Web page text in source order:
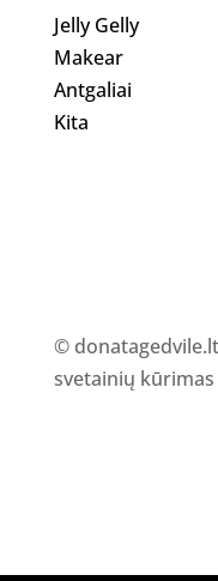
Jelly Gelly
Makear
Antgaliai
Kita
©
svetainių kūrimas